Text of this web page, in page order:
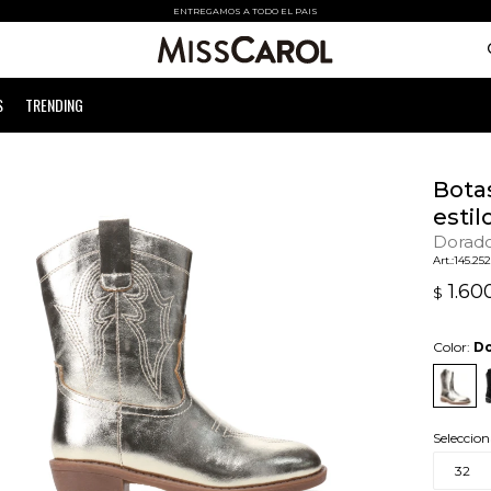
ENTREGAMOS A TODO EL PAIS
TRENDING
$
Color:
32